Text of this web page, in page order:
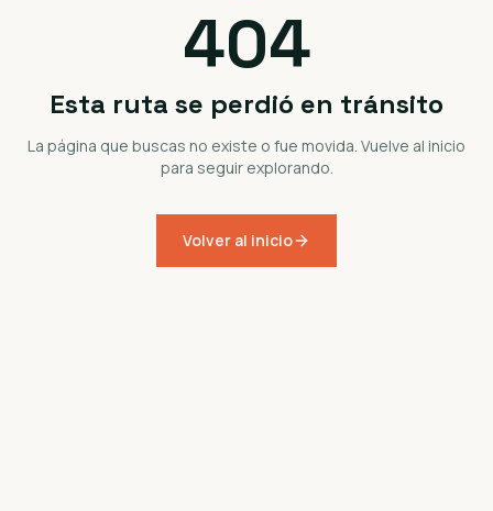
404
Esta ruta se perdió en tránsito
La página que buscas no existe o fue movida. Vuelve al inicio
para seguir explorando.
Volver al inicio